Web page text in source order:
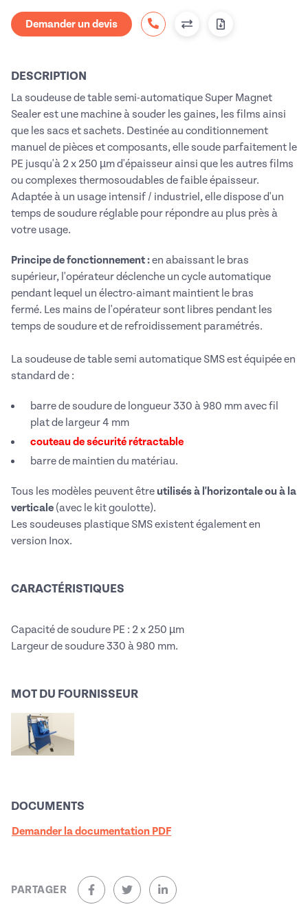
Demander un devis
DESCRIPTION
La soudeuse de table semi-automatique Super Magnet
Sealer est une machine à souder les gaines, les films ainsi
que les sacs et sachets. Destinée au conditionnement
manuel de pièces et composants, elle soude parfaitement le
PE jusqu'à 2 x 250 µm d'épaisseur ainsi que les autres films
ou complexes thermosoudables de faible épaisseur.
Adaptée à un usage intensif / industriel, elle dispose d'un
temps de soudure réglable pour répondre au plus près à
votre usage.
Principe de fonctionnement :en abaissant le bras
supérieur, l'opérateur déclenche un cycle automatique
pendant lequel un électro-aimant maintient le bras
fermé. Les mains de l'opérateur sont libres pendant les
temps de soudure et de refroidissement paramétrés.
La soudeuse de table semi automatique SMS est équipée en
standard de :
barre de soudure de longueur 330 à 980 mm avec fil
plat de largeur 4 mm
couteau de sécurité rétractable
barre de maintien du matériau.
Tous les modèles peuvent êtreutilisés à l'horizontale ou à la
verticale (avec le kit goulotte).
Les soudeuses plastique SMS existent également en
version Inox.
CARACTÉRISTIQUES
Capacité de soudure PE : 2 x 250 µm
Largeur de soudure 330 à 980 mm.
MOT DU FOURNISSEUR
DOCUMENTS
Demander la documentation PDF
PARTAGER
sur Facebook (nouvelle fenêtre)
sur Twitter (nouvelle fenêtre)
sur Linkedin (nouvelle fenêtre)